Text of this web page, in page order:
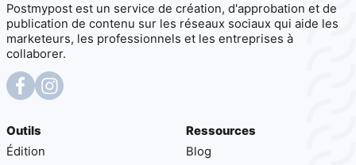
Postmypost est un service de création, d'approbation et de
publication de contenu sur les réseaux sociaux qui aide les
marketeurs, les professionnels et les entreprises à
collaborer.
Outils
Édition
Ressources
Blog